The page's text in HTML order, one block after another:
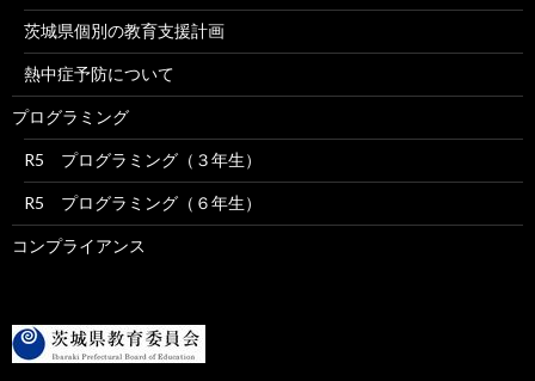
茨城県個別の教育支援計画
熱中症予防について
プログラミング
R5 プログラミング（３年生）
R5 プログラミング（６年生）
コンプライアンス